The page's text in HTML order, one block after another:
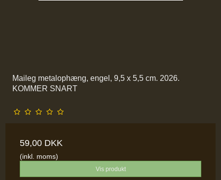
Maileg metalophæng, engel, 9,5 x 5,5 cm. 2026.
KOMMER SNART
59,00 DKK
(inkl. moms)
Vis produkt